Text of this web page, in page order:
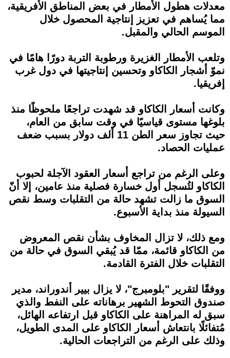
معدلات هطول الأمطار في بعض المناطق الأفريقية،
مما يُساهم في تعزيز إنتاجية المحصول خلال
الموسم الحالي والمقبل.
وتلعب الأمطار الغزيرة ورطوبة التربة دورًا هامًا في
نموّ أشجار الكاكاو وتحسين إنتاجيتها في دول غرب
إفريقيا.
وكانت أسعار الكاكاو قد شهدت تراجعًا ملحوظًا منذ
بلوغها مستوى قياسيًا في وقت سابق من العام،
حيث تجاوز سعر الطن 11 ألف دولار بسبب ضعف
عمليات الحصاد.
وعلى الرغم من تراجع أسعار العقود الآجلة لحبوب
الكاكاو لتُسجل أول خسارة فصلية منذ عامين، إلا أنّ
السوق ما زالت تشهد حالة من التقلبات وسط نقص
السيولة منذ بداية الأسبوع.
ومع ذلك، لا تزال المخاوف بشأن نقص المعروض
من الكاكاو قائمة، ممّا قد يُبقي السوق في حالة من
التقلبات خلال الفترة القادمة.
ووفقًا لتقرير "بلومبرج"، لا يزال بيير أندوراند، مدير
صندوق التحوط الشهير برهاناته على النفط والذي
سبق له المراهنة على الكاكاو قبل ارتفاعه الهائل،
مُتفائلًا بانتعاش أسعار الكاكاو على المدى الطويل،
وذلك على الرغم من التراجعات الحالية.